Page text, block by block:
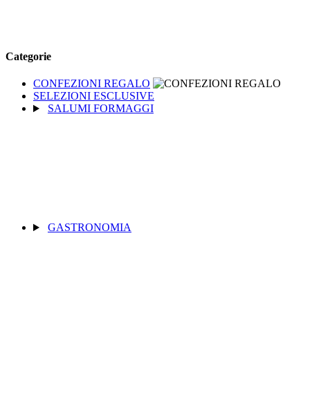
Categorie
CONFEZIONI REGALO
SELEZIONI ESCLUSIVE
SALUMI FORMAGGI
GASTRONOMIA